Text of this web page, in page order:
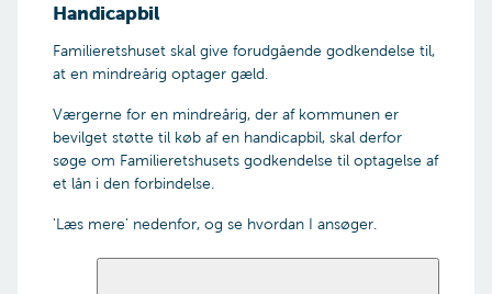
underskrive ansøgningen. Har du
vedlægge dokumentation for det
Er den mindreårige fyldt 15 år, skal den unge
Ansøg via 'Ansøg nu' knappen.
En grundig beskrivelse af virksomheden og
dens formål
Den mindreåriges grundlag for at drive
Oplysning om virksomhedsformen
Årsbudget over virksomheden - indtægter
og udgifter
Oplysning om behov for
Oplysninger om den mindreårige har behov
for at optage lån/købe varer på kredit
Handicapbil
Familieretshuset skal give forudgående godkendelse til,
at en mindreårig optager gæld.
Værgerne for en mindreårig, der af kommunen er
bevilget støtte til køb af en handicapbil, skal derfor
søge om Familieretshusets godkendelse til optagelse af
et lån i den forbindelse.
'Læs mere' nedenfor, og se hvordan I ansøger.